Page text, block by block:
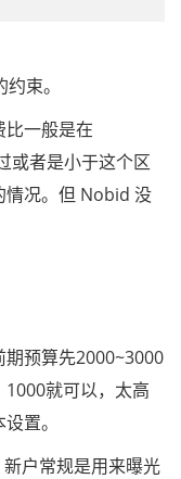
束。
一般是在
或者是小于这个区
情况。但 Nobid 没
预算先2000~3000
就可以，太高
置。
户常规是用来曝光